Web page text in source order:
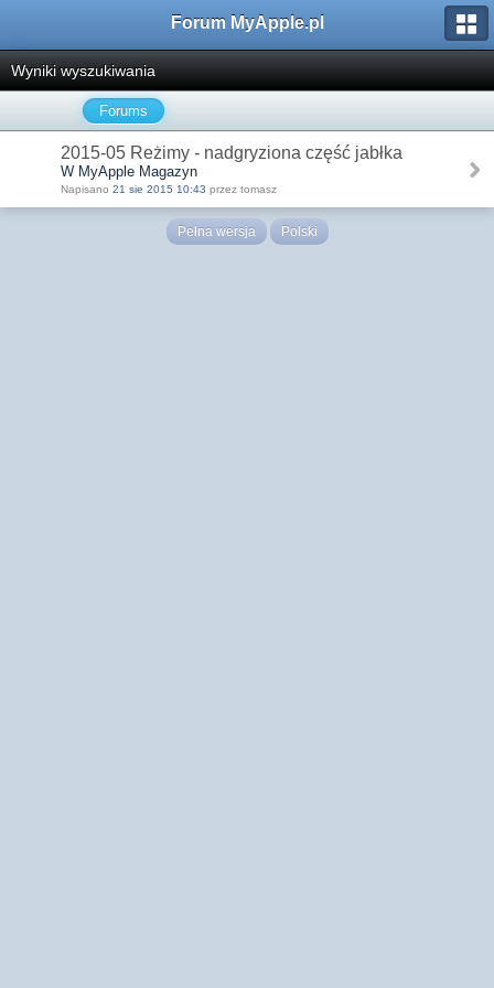
Forum MyApple.pl
Wyniki wyszukiwania
Forums
2015-05 Reżimy - nadgryziona część jabłka
W MyApple Magazyn
Napisano 21 sie 2015 10:43 przez tomasz
Pełna wersja Polski